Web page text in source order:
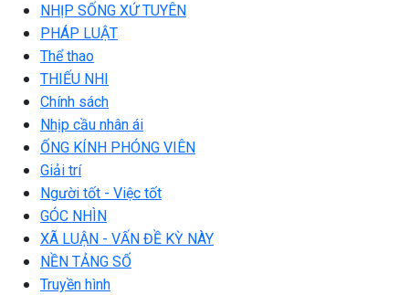
NHỊP SỐNG XỨ TUYÊN
PHÁP LUẬT
Thể thao
THIẾU NHI
Chính sách
Nhịp cầu nhân ái
ỐNG KÍNH PHÓNG VIÊN
Giải trí
Người tốt - Việc tốt
GÓC NHÌN
XÃ LUẬN - VẤN ĐỀ KỲ NÀY
NỀN TẢNG SỐ
Truyền hình